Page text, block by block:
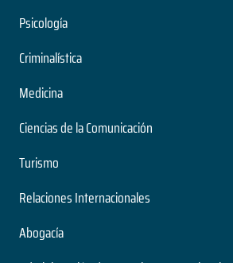
Psicología
Criminalística
Medicina
Ciencias de la Comunicación
Turismo
Relaciones Internacionales
Abogacía